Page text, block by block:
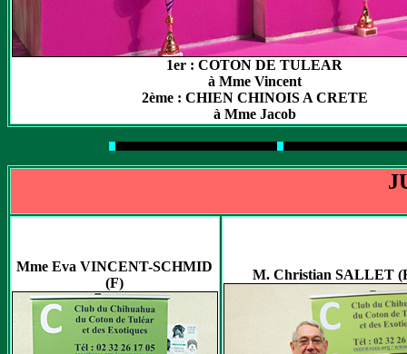
1er : COTON DE TULEAR
à Mme Vincent
2ème : CHIEN CHINOIS A CRETE
à Mme Jacob
Mme Eva VINCENT-SCHMID
(F)
M. Christian SALLET